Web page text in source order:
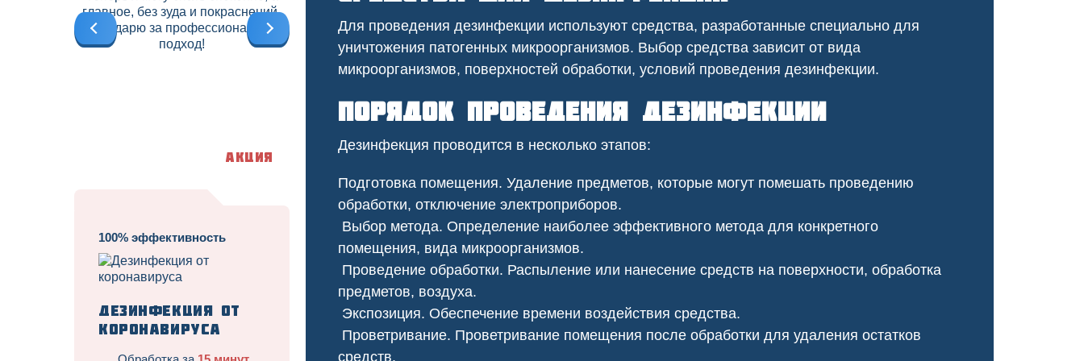
главное, без зуда и покраснений.
Благодарю за профессиональный
подход!
Акция
100% эффективность
Дезинфекция от
коронавируса
Травить клопов Сеноед в доме Чумка у щенка
Для проведения дезинфекции используют средства, разработанные специально для
уничтожения патогенных микроорганизмов. Выбор средства зависит от вида
микроорганизмов, поверхностей обработки, условий проведения дезинфекции.
Порядок проведения дезинфекции
Дезинфекция проводится в несколько этапов:
Подготовка помещения. Удаление предметов, которые могут помешать проведению
обработки, отключение электроприборов.
Выбор метода. Определение наиболее эффективного метода для конкретного
помещения, вида микроорганизмов.
Проведение обработки. Распыление или нанесение средств на поверхности, обработка
предметов, воздуха.
Экспозиция. Обеспечение времени воздействия средства.
Проветривание. Проветривание помещения после обработки для удаления остатков
средств.